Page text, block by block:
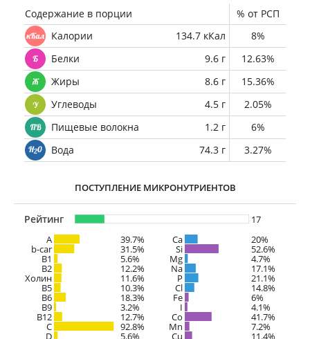
Содержание в порции
% от РСП
Калории
134.7 кКал
8%
Белки
9.6 г
12.63%
Жиры
8.6 г
15.36%
Углеводы
4.5 г
2.05%
Пищевые волокна
1.2 г
6%
Вода
74.3 г 3.27%
ПОСТУПЛЕНИЕ МИКРОНУТРИЕНТОВ
Рейтинг
17
A
39.7%
b-car 31.5%
В1 5.6%
B2 12.2%
Холин 11.6%
B5 10.3%
B6 18.3%
B9 3.2%
B12 12.7%
C 92.8%
D 5.6%
Ca 20%
Si 52.6%
Mg 4.7%
Na 17.1%
P 21.1%
Cl 14.8%
Fe 6%
I 4.1%
Co 41.7%
Mn 7.2%
Cu 11.4%